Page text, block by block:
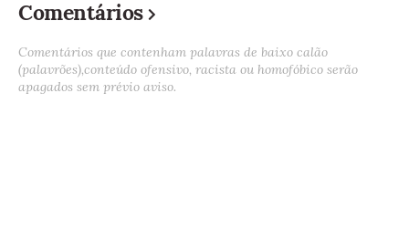
Comentários
Comentários que contenham palavras de baixo calão
(palavrões),conteúdo ofensivo, racista ou homofóbico serão
apagados sem prévio aviso.